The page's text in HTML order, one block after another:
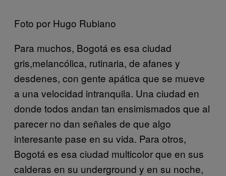
Foto por Hugo Rubiano
Para muchos, Bogotá es esa ciudad
gris,melancólica, rutinaria, de afanes y
desdenes, con gente apática que se mueve
a una velocidad intranquila. Una ciudad en
donde todos andan tan ensimismados que al
parecer no dan señales de que algo
interesante pase en su vida. Para otros,
Bogotá es esa ciudad multicolor que en sus
calderas en su underground y en su noche,